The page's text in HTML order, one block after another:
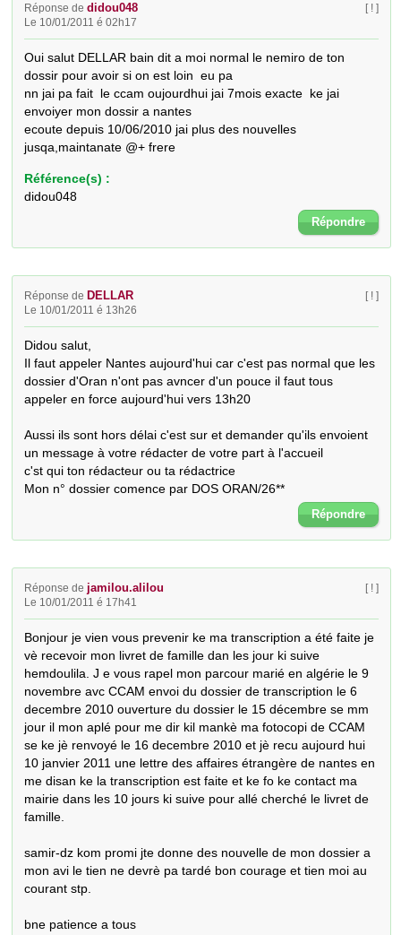
Réponse dedidou048
Le 10/01/2011 é 02h17
[ ! ]
Oui salut DELLAR bain dit a moi normal le nemiro de ton
dossir pour avoir si on est loin  eu pa
nn jai pa fait  le ccam oujourdhui jai 7mois exacte  ke jai
envoiyer mon dossir a nantes
ecoute depuis 10/06/2010 jai plus des nouvelles
jusqa,maintanate @+ frere
Référence(s) :
didou048
Répondre
Réponse de DELLAR
Le 10/01/2011 é 13h26
[ ! ]
Didou salut,
Il faut appeler Nantes aujourd'hui car c'est pas normal que les
dossier d'Oran n'ont pas avncer d'un pouce il faut tous
appeler en force aujourd'hui vers 13h20
Aussi ils sont hors délai c'est sur et demander qu'ils envoient
un message à votre rédacter de votre part à l'accueil
c'st qui ton rédacteur ou ta rédactrice
Mon n° dossier comence par DOS ORAN/26**
Répondre
Réponse de jamilou.alilou
Le 10/01/2011 é 17h41
[ ! ]
Bonjour je vien vous prevenir ke ma transcription a été faite je
vè recevoir mon livret de famille dan les jour ki suive
hemdoulila. J e vous rapel mon parcour marié en algérie le 9
novembre avc CCAM envoi du dossier de transcription le 6
decembre 2010 ouverture du dossier le 15 décembre se mm
jour il mon aplé pour me dir kil mankè ma fotocopi de CCAM
se ke jè renvoyé le 16 decembre 2010 et jè recu aujourd hui
10 janvier 2011 une lettre des affaires étrangère de nantes en
me disan ke la transcription est faite et ke fo ke contact ma
mairie dans les 10 jours ki suive pour allé cherché le livret de
famille.
samir-dz kom promi jte donne des nouvelle de mon dossier a
mon avi le tien ne devrè pa tardé bon courage et tien moi au
courant stp.
bne patience a tous